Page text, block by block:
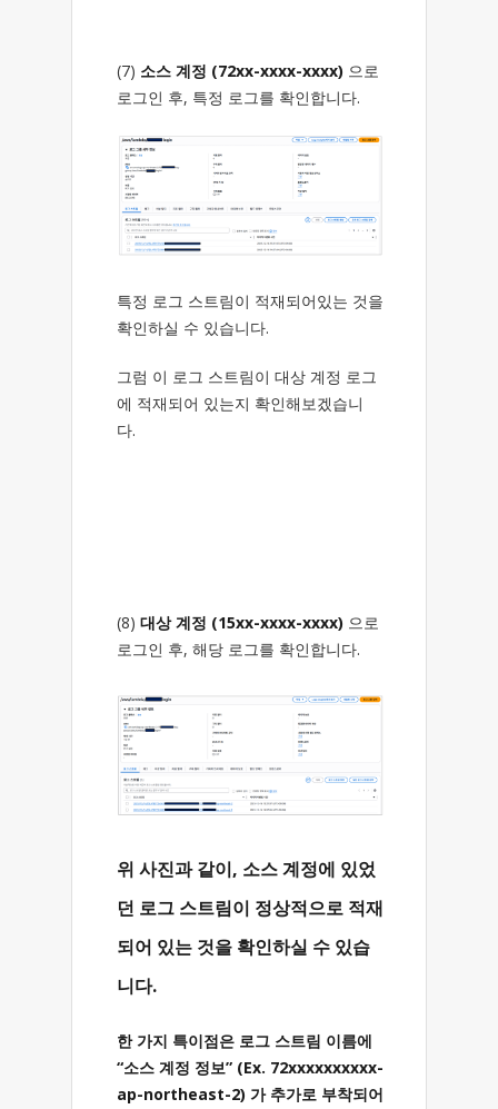
(7) 소스 계정 (72xx-xxxx-xxxx) 으로
로그인 후, 특정 로그를 확인합니다.
특정 로그 스트림이 적재되어있는 것을
확인하실 수 있습니다.
그럼 이 로그 스트림이 대상 계정 로그
에 적재되어 있는지 확인해보겠습니
다.
(8) 대상 계정 (15xx-xxxx-xxxx) 으로
로그인 후, 해당 로그를 확인합니다.
위 사진과 같이, 소스 계정에 있었
던 로그 스트림이 정상적으로 적재
되어 있는 것을 확인하실 수 있습
니다.
한 가지 특이점은 로그 스트림 이름에
“소스 계정 정보” (Ex. 72xxxxxxxxxx-
ap-northeast-2) 가 추가로 부착되어